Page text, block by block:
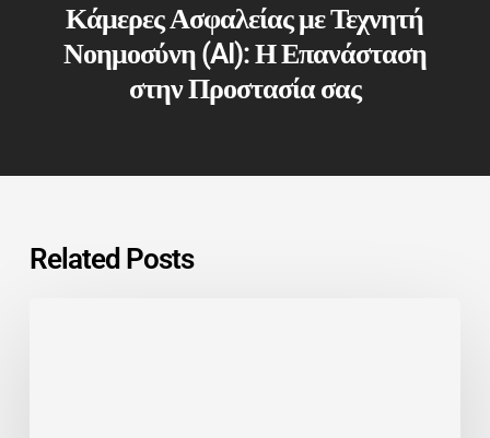
Κάμερες Ασφαλείας με Τεχνητή
Νοημοσύνη (AI): Η Επανάσταση
στην Προστασία σας
Related Posts